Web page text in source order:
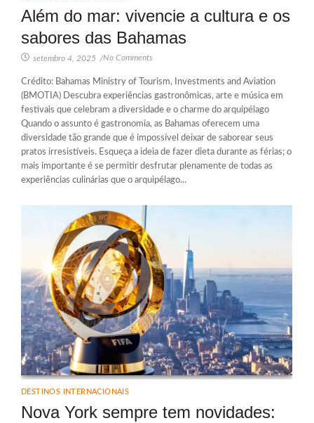
Além do mar: vivencie a cultura e os
sabores das Bahamas
setembro 4, 2025 /No Comments
Crédito: Bahamas Ministry of Tourism, Investments and Aviation
(BMOTIA) Descubra experiências gastronômicas, arte e música em
festivais que celebram a diversidade e o charme do arquipélago
Quando o assunto é gastronomia, as Bahamas oferecem uma
diversidade tão grande que é impossível deixar de saborear seus
pratos irresistíveis. Esqueça a ideia de fazer dieta durante as férias; o
mais importante é se permitir desfrutar plenamente de todas as
experiências culinárias que o arquipélago...
DESTINOS INTERNACIONAIS
Nova York sempre tem novidades: